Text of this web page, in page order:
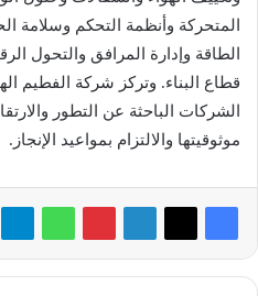
المتحركة وأنظمة التحكم وسلامة
الطاقة وإدارة المرافق والتحول
قطاع البناء. وتركز شركة الفطيم
الشركات الباحثة عن التطور
موثوقيتها والالتزام بمواعيد الإنجاز.